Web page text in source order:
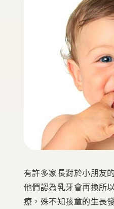
有許多家長對於小朋友
他們認為乳牙會再換所
療，殊不知孩童的生長